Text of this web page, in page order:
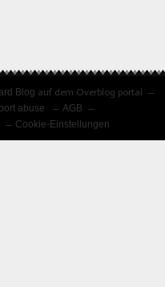
Blog auf dem Overblog portal
abuse
AGB
Cookie-Einstellungen